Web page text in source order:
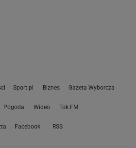
Sport.pl Biznes Gazeta Wyborcza
Pogoda Wideo Tok.FM
Facebook RSS